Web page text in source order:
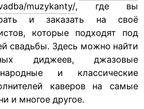
muzykanty/, где вы
и заказать на своё
которые подходят под
свадьбы. Здесь можно найти
диджеев, джазовые
и классические
каверов на самые
и многое другое.